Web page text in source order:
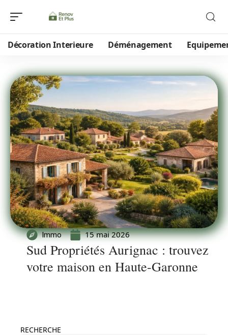
Décoration Interieure Déménagement
Immo 15 mai 2026
Sud Propriétés Aurignac : trouvez
votre maison en Haute-Garonne
RECHERCHE